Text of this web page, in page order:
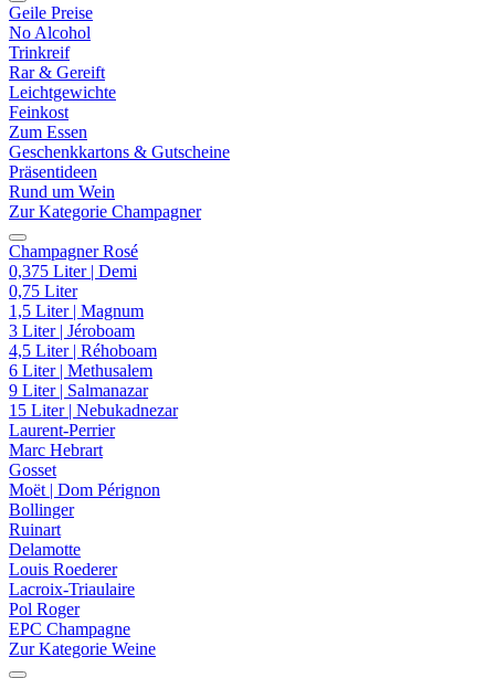
Geile Preise
No Alcohol
Trinkreif
Rar & Gereift
Leichtgewichte
Feinkost
Zum Essen
Geschenkkartons & Gutscheine
Präsentideen
Rund um Wein
Zur Kategorie Champagner
Champagner Rosé
0,375 Liter | Demi
0,75 Liter
1,5 Liter | Magnum
3 Liter | Jéroboam
4,5 Liter | Réhoboam
6 Liter | Methusalem
9 Liter | Salmanazar
15 Liter | Nebukadnezar
Laurent-Perrier
Marc Hebrart
Gosset
Moët | Dom Pérignon
Bollinger
Ruinart
Delamotte
Louis Roederer
Lacroix-Triaulaire
Pol Roger
EPC Champagne
Zur Kategorie Weine